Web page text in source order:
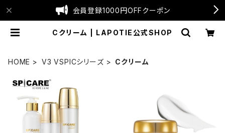
会員登録1000円OFFクーポン
Cクリーム | LAPOTIE公式SHOP
HOME V3 VSPICシリーズ Cクリーム